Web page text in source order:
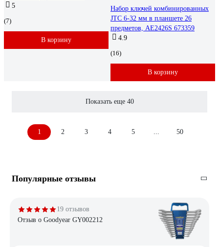
5
(7)
В корзину
Набор ключей комбинированных
JTC 6-32 мм в планшете 26
предметов, AE2426S 673359
4.9
(16)
В корзину
Показать еще 40
1 2 3 4 5 50
Популярные отзывы
19 отзывов
Отзыв о Goodyear GY002212